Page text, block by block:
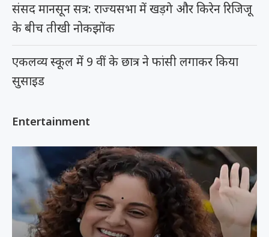
संसद मानसून सत्र: राज्यसभा में खड़गे और किरेन रिजिजू
के बीच तीखी नोकझोंक
एकलव्य स्कूल में 9 वीं के छात्र ने फांसी लगाकर किया
सुसाइड
Entertainment